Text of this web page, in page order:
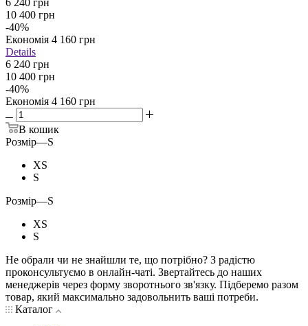
6 240 грн
10 400 грн
-40%
Економія 4 160 грн
Details
6 240 грн
10 400 грн
-40%
Економія 4 160 грн
В кошик
Розмір—S
XS
S
Розмір—S
XS
S
Не обрали чи не знайшли те, що потрібно? З радістю
проконсультуємо в онлайн-чаті. Звертайтесь до наших
менеджерів через форму зворотнього зв'язку. Підберемо разом
товар, який максимально задовольнить ваші потреби.
Каталог